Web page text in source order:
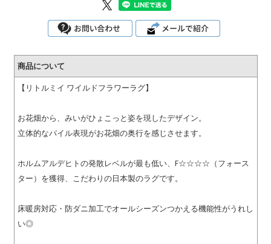
商品について
【リトルミイ ワイルドフラワーラグ】
お花畑から、みいがひょこっと姿を現したデザイン。
立体的なパイル表現がお花畑の奥行を感じさせます。
ホルムアルデヒトの発散レベルが最も低い、F☆☆☆☆（フォース
ター）を獲得、こだわりの日本製のラグです。
床暖房対応・防ダニ加工でオールシーズンつかえる機能性がうれし
い◎